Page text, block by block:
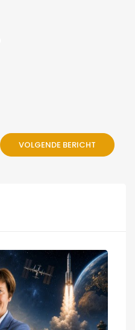
VOLGENDE BERICHT